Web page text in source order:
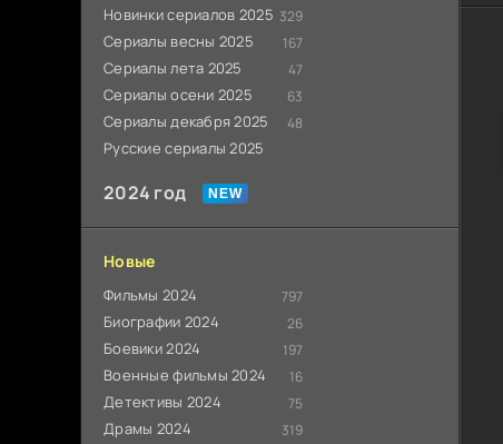
Новинки сериалов 2025 329
Сериалы весны 2025 167
Сериалы лета 2025 47
Сериалы осени 2025 63
Сериалы декабря 2025 48
Русские сериалы 2025
2024 год
Новые
Фильмы 2024 797
Биографии 2024 26
Боевики 2024 197
Военные фильмы 2024 16
Детективы 2024 75
Драмы 2024 319